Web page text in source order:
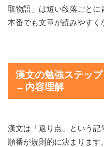
取物語」は短い段落ごとに
本番でも文章が読みやすく
漢文の勉強ステッ
→内容理解
漢文は「返り点」という記
順番が規則的に決まります